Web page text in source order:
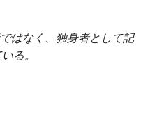
はなく、独身者として記
る。